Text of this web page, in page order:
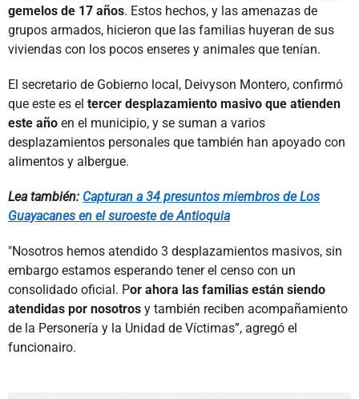
gemelos de 17 años. Estos hechos, y las amenazas de
grupos armados, hicieron que las familias huyeran de sus
viviendas con los pocos enseres y animales que tenían.
El secretario de Gobierno local, Deivyson Montero, confirmó
que este es el tercer desplazamiento masivo que atienden
este año en el municipio, y se suman a varios
desplazamientos personales que también han apoyado con
alimentos y albergue.
Lea también: Capturan a 34 presuntos miembros de Los
Guayacanes en el suroeste de Antioquia
"Nosotros hemos atendido 3 desplazamientos masivos, sin
embargo estamos esperando tener el censo con un
consolidado oficial. Por ahora las familias están siendo
atendidas por nosotros y también reciben acompañamiento
de la Personería y la Unidad de Víctimas”, agregó el
funcionairo.